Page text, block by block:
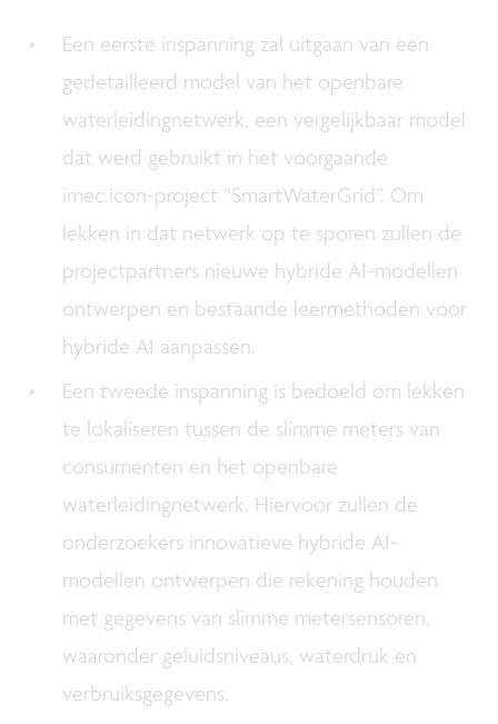
Een eerste inspanning zal uitgaan van een
gedetailleerd model van het openbare
waterleidingnetwerk, een vergelijkbaar model
dat werd gebruikt in het voorgaande
imec.icon-project “SmartWaterGrid”. Om
lekken in dat netwerk op te sporen zullen de
projectpartners nieuwe hybride AI-modellen
ontwerpen en bestaande leermethoden voor
hybride AI aanpassen.
Een tweede inspanning is bedoeld om lekken
te lokaliseren tussen de slimme meters van
consumenten en het openbare
waterleidingnetwerk. Hiervoor zullen de
onderzoekers innovatieve hybride AI-
modellen ontwerpen die rekening houden
met gegevens van slimme metersensoren,
waaronder geluidsniveaus, waterdruk en
verbruiksgegevens.